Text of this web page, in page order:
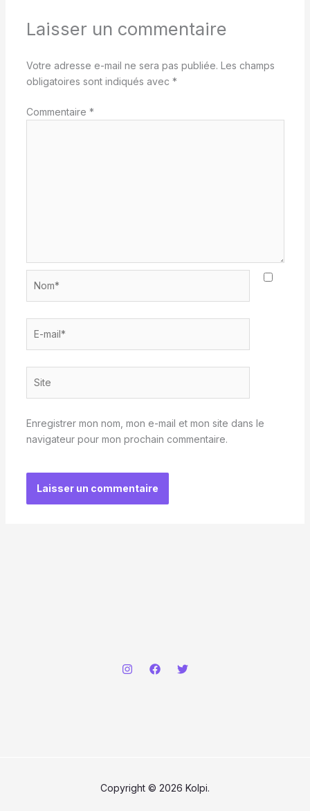
Laisser un commentaire
Votre adresse e-mail ne sera pas publiée. Les champs
obligatoires sont indiqués avec *
Commentaire *
mail*
Enregistrer mon nom, mon e-mail et mon site dans le
navigateur pour mon prochain commentaire.
Copyright © 2026 Kolpi.